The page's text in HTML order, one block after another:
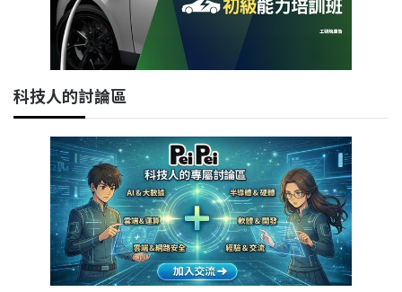
科技人的討論區